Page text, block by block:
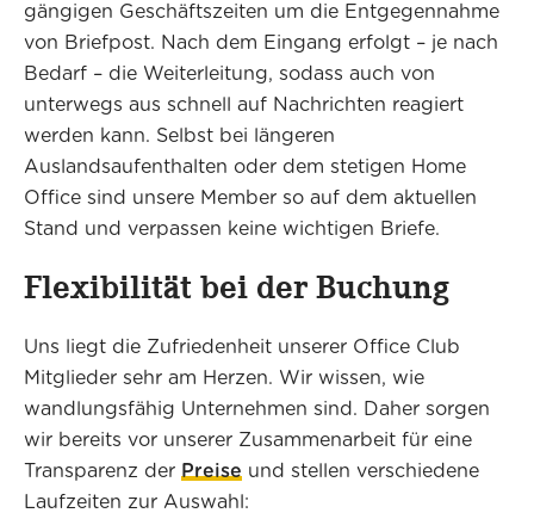
gängigen Geschäftszeiten um die Entgegennahme
von Briefpost. Nach dem Eingang erfolgt – je nach
Bedarf – die Weiterleitung, sodass auch von
unterwegs aus schnell auf Nachrichten reagiert
werden kann. Selbst bei längeren
Auslandsaufenthalten oder dem stetigen Home
Office sind unsere Member so auf dem aktuellen
Stand und verpassen keine wichtigen Briefe.
Flexibilität bei der Buchung
Uns liegt die Zufriedenheit unserer Office Club
Mitglieder sehr am Herzen. Wir wissen, wie
wandlungsfähig Unternehmen sind. Daher sorgen
wir bereits vor unserer Zusammenarbeit für eine
Transparenz der Preise und stellen verschiedene
Laufzeiten zur Auswahl: